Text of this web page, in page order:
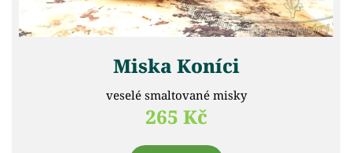
Miska Koníci
veselé smaltované misky
265 Kč